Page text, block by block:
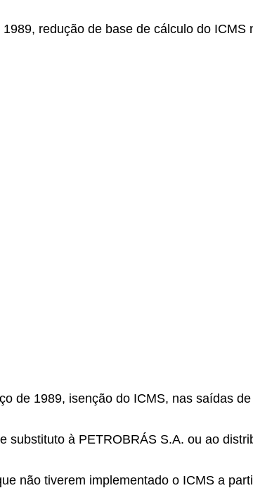
redução de base de cálculo do ICMS
de 1989, isenção do ICMS, nas saídas
à PETROBRÁS S.A. ou ao
não tiverem implementado o ICMS a